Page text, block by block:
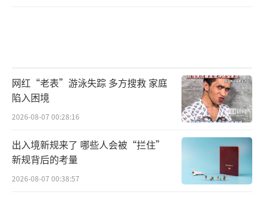
网红“老表”游泳失踪 多方搜救 家庭
陷入困境
2026-08-07 00:28:16
出入境新规来了 哪些人会被“拦住”
新规背后的考量
2026-08-07 00:38:57